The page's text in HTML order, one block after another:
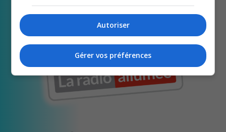
Autoriser
Gérer vos préférences